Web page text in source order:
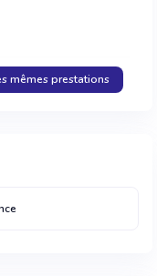
mêmes prestations